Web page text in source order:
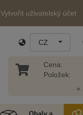
Vytvořit uživatelský účet
CZ
Cena:
Položek:
»
Obaly a